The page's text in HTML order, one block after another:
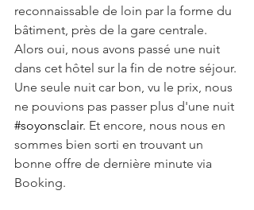
reconnaissable de loin par la forme du
bâtiment, près de la gare centrale.
Alors oui, nous avons passé une nuit
dans cet hôtel sur la fin de notre séjour.
Une seule nuit car bon, vu le prix, nous
ne pouvions pas passer plus d'une nuit
#soyonsclair. Et encore, nous nous en
sommes bien sorti en trouvant un
bonne offre de dernière minute via
Booking.